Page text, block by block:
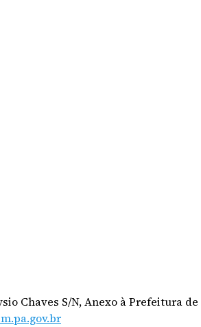
Chaves S/N, Anexo à Prefeitura